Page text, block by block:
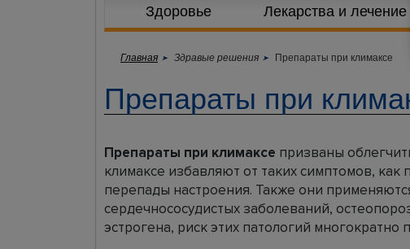
Здоровье Лекарства и лечение
Главная Здравые решения Препараты при климаксе
Препараты при
Препараты при климаксе призваны
климаксе избавляют от таких симптомов, как
перепады настроения. Также они
сердечнососудистых заболеваний,
эстрогена, риск этих патологий многократно